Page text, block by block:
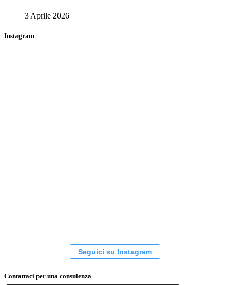
3 Aprile 2026
Instagram
Seguici su Instagram
Contattaci per una consulenza